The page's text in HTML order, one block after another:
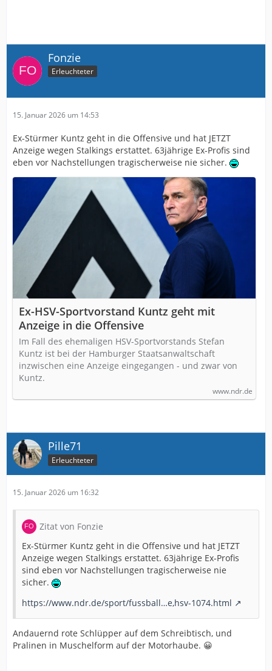
Fonzie
Erleuchteter
15. Januar 2026 um 14:53
Ex-Stürmer Kuntz geht in die Offensive und hat JETZT
Anzeige wegen Stalkings erstattet. 63jährige Ex-Profis sind
eben vor Nachstellungen tragischerweise nie sicher.
Ex-HSV-Sportvorstand Kuntz geht mit
Anzeige in die Offensive
Im Fall des ehemaligen HSV-Sportvorstands Stefan
Kuntz ist bei der Hamburger Staatsanwaltschaft
inzwischen eine Anzeige eingegangen - und zwar von
Kuntz.
www.ndr.de
Pille71
Erleuchteter
15. Januar 2026 um 16:32
Zitat von Fonzie
Ex-Stürmer Kuntz geht in die Offensive und hat JETZT
Anzeige wegen Stalkings erstattet. 63jährige Ex-Profis
sind eben vor Nachstellungen tragischerweise nie
sicher.
https://www.ndr.de/sport/fussball…e,hsv-1074.html
Andauernd rote Schlüpper auf dem Schreibtisch, und
Pralinen in Muschelform auf der Motorhaube. 😀